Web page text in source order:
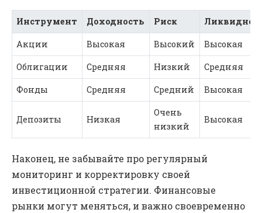
Инструмент Доходность Риск
Акции Высокая Высокий Высокая
Облигации Средняя Низкий Средняя
Фонды Средняя Средний Высокая
Депозиты Низкая
Очень
низкий
Высокая
Наконец, не забывайте про регулярный
мониторинг и корректировку своей
инвестиционной стратегии. Финансовые
рынки могут меняться, и важно своевременно